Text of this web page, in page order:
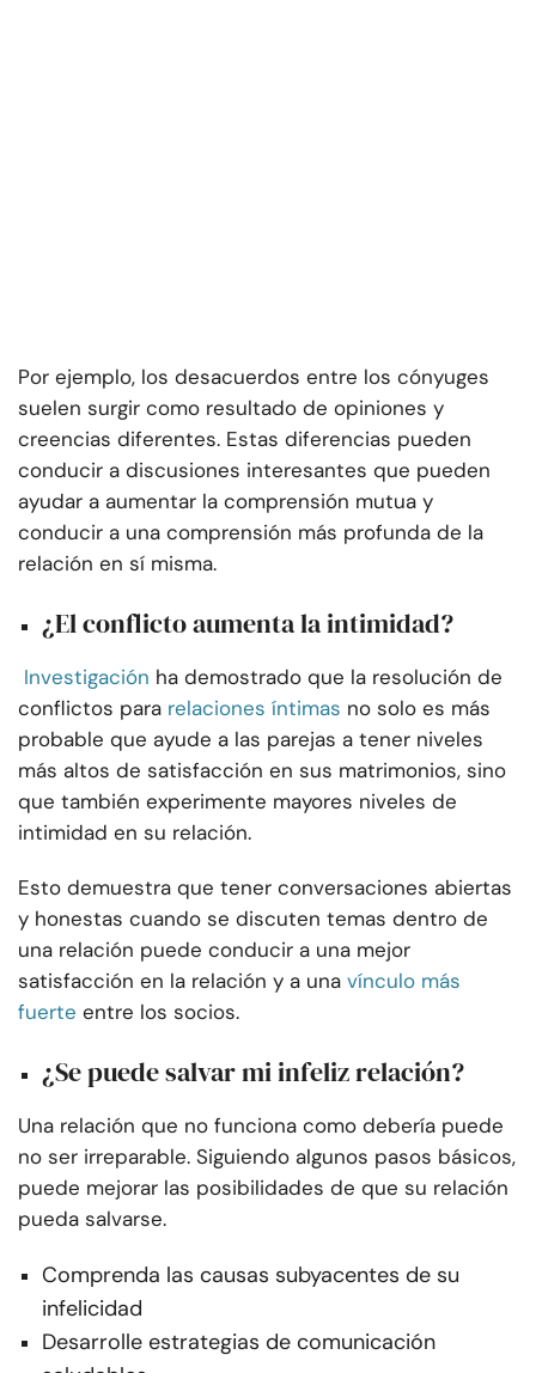
Por ejemplo, los desacuerdos entre los cónyuges
suelen surgir como resultado de opiniones y
creencias diferentes. Estas diferencias pueden
conducir a discusiones interesantes que pueden
ayudar a aumentar la comprensión mutua y
conducir a una comprensión más profunda de la
relación en sí misma.
¿El conflicto aumenta la intimidad?
Investigación ha demostrado que la resolución de
conflictos para relaciones íntimas no solo es más
probable que ayude a las parejas a tener niveles
más altos de satisfacción en sus matrimonios, sino
que también experimente mayores niveles de
intimidad en su relación.
Esto demuestra que tener conversaciones abiertas
y honestas cuando se discuten temas dentro de
una relación puede conducir a una mejor
satisfacción en la relación y a una vínculo más
fuerte entre los socios.
¿Se puede salvar mi infeliz relación?
Una relación que no funciona como debería puede
no ser irreparable. Siguiendo algunos pasos básicos,
puede mejorar las posibilidades de que su relación
pueda salvarse.
Comprenda las causas subyacentes de su
infelicidad
Desarrolle estrategias de comunicación